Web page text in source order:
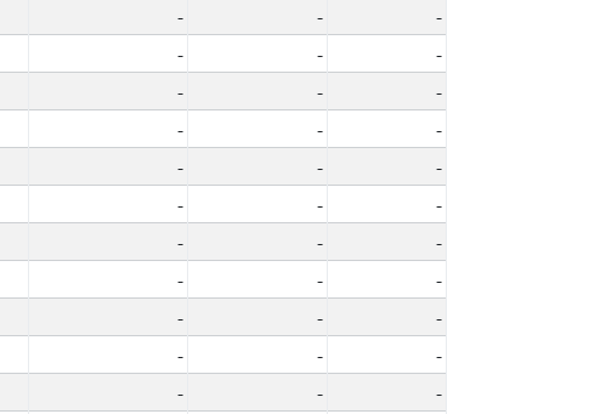
- -
-
- -
-
- -
-
- -
-
- -
-
- -
-
- -
-
- -
-
- -
-
- -
-
- -
-